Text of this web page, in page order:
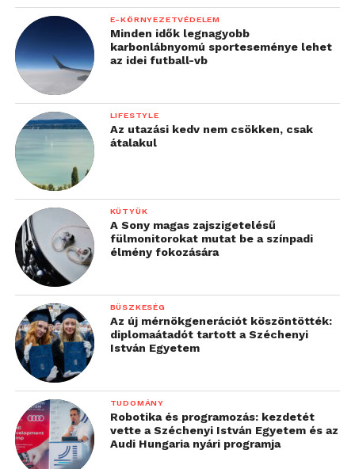
E-KÖRNYEZETVÉDELEM
Minden idők legnagyobb
karbonlábnyomú sporteseménye lehet
az idei futball-vb
LIFESTYLE
Az utazási kedv nem csökken, csak
átalakul
KÜTYÜK
A Sony magas zajszigetelésű
fülmonitorokat mutat be a színpadi
élmény fokozására
BÜSZKESÉG
Az új mérnökgenerációt köszöntötték:
diplomaátadót tartott a Széchenyi
István Egyetem
TUDOMÁNY
Robotika és programozás: kezdetét
vette a Széchenyi István Egyetem és az
Audi Hungaria nyári programja